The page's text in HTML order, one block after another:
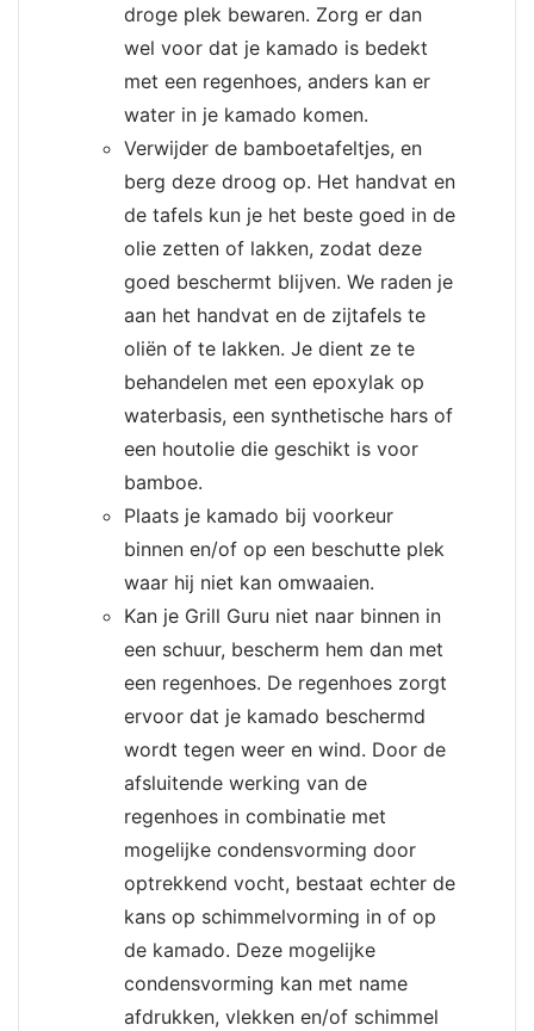
droge plek bewaren. Zorg er dan
wel voor dat je kamado is bedekt
met een regenhoes, anders kan er
water in je kamado komen.
Verwijder de bamboetafeltjes, en
berg deze droog op. Het handvat en
de tafels kun je het beste goed in de
olie zetten of lakken, zodat deze
goed beschermt blijven. We raden je
aan het handvat en de zijtafels te
oliën of te lakken. Je dient ze te
behandelen met een epoxylak op
waterbasis, een synthetische hars of
een houtolie die geschikt is voor
bamboe.
Plaats je kamado bij voorkeur
binnen en/of op een beschutte plek
waar hij niet kan omwaaien.
Kan je Grill Guru niet naar binnen in
een schuur, bescherm hem dan met
een regenhoes. De regenhoes zorgt
ervoor dat je kamado beschermd
wordt tegen weer en wind. Door de
afsluitende werking van de
regenhoes in combinatie met
mogelijke condensvorming door
optrekkend vocht, bestaat echter de
kans op schimmelvorming in of op
de kamado. Deze mogelijke
condensvorming kan met name
afdrukken, vlekken en/of schimmel